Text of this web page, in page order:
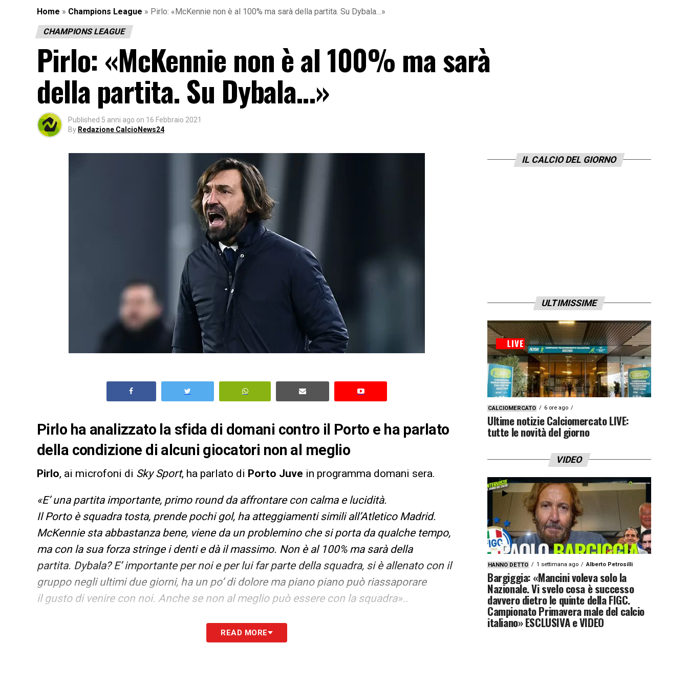
Home » Champions League » Pirlo: «McKennie non è al 100% ma sarà della partita. Su Dybala…»
CHAMPIONS LEAGUE
Pirlo: «McKennie non è al 100% ma sarà
della partita. Su Dybala…»
Published 5 anni ago on 16 Febbraio 2021
By Redazione CalcioNews24
Pirlo ha analizzato la sfida di domani contro il Porto e ha parlato
della condizione di alcuni giocatori non al meglio
Pirlo, ai microfoni di Sky Sport, ha parlato di Porto Juve in programma domani sera.
«E’ una partita importante, primo round da affrontare con calma e lucidità.
Il Porto è squadra tosta, prende pochi gol, ha atteggiamenti simili all’Atletico Madrid.
McKennie sta abbastanza bene, viene da un problemino che si porta da qualche tempo,
ma con la sua forza stringe i denti e dà il massimo. Non è al 100% ma sarà della
partita. Dybala? E’ importante per noi e per lui far parte della squadra, si è allenato con il
gruppo negli ultimi due giorni, ha un po’ di dolore ma piano piano può riassaporare
il gusto di venire con noi. Anche se non al meglio può essere con la squadra»..
LA PLAYLIST DELLE NOSTRE TOP NEWSREAD MORE
IL CALCIO DEL GIORNO
ULTIMISSIME
CALCIOMERCATO 6 ore ago
Ultime notizie Calciomercato LIVE:
tutte le novità del giorno
VIDEO
HANNO DETTO 1 settimana ago Alberto Petrosilli
Bargiggia: «Mancini voleva solo la
Nazionale. Vi svelo cosa è successo
davvero dietro le quinte della FIGC.
Campionato Primavera male del calcio
italiano» ESCLUSIVA e VIDEO